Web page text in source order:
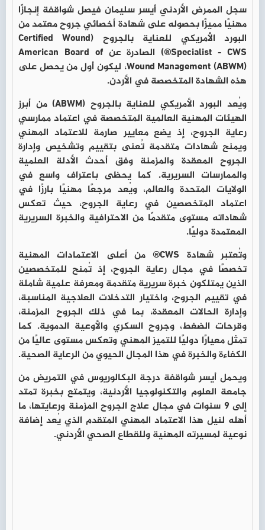
سجل الممرض الأردني أيسر سليمان فيصل شواقفة إنجازًا
مهنيًا مميزًا بحصوله على شهادة أخصائي جروح معتمد من
البورد الأمريكي للعناية بالجروح (Certified Wound
Specialist - CWS®) الصادرة عن American Board of
Wound Management (ABWM)، ليكون أول من يحصل على
هذه الشهادة المتخصصة في الأردن.
ويُعد البورد الأمريكي للعناية بالجروح (ABWM) من أبرز
الهيئات المهنية العالمية المتخصصة في اعتماد ممارسي
رعاية الجروح، إذ يضع معايير صارمة للاعتماد المهني
ويمنح شهادات متقدمة تُعنى بتقييم وتشخيص وإدارة
الجروح المعقدة والمزمنة وفق أحدث الأدلة العلمية
والممارسات السريرية. كما يحظى باعتراف واسع في
الولايات المتحدة والعالم، ويُعد مرجعًا مهنيًا بارزًا في
اعتماد المتخصصين في رعاية الجروح، حيث تعكس
شهاداته مستوى متقدمًا من الاحترافية والخبرة السريرية
المعتمدة دوليًا.
وتُعتبر شهادة CWS® من أعلى الاعتمادات المهنية
تخصصًا في مجال رعاية الجروح، إذ تُمنح للمتخصصين
الذين يمتلكون خبرة سريرية متقدمة ومعرفة علمية شاملة
في تقييم الجروح، واختيار التدخلات العلاجية المناسبة،
وإدارة الحالات المعقدة، بما في ذلك الجروح المزمنة،
وقرحات الضغط، وجروح السكري والأوعية الدموية. كما
تمثل معيارًا دوليًا للتميز المهني وتعكس مستوى عاليًا من
الكفاءة والخبرة في هذا المجال الحيوي من الرعاية الصحية.
ويحمل أيسر شواقفة درجة البكالوريوس في التمريض من
جامعة العلوم والتكنولوجيا الأردنية، ويتمتع بخبرة تمتد
إلى 9 سنوات في مجال علاج الجروح المزمنة ورعايتها، ما
أهله لنيل هذا الاعتماد المهني المتقدم الذي يُعد إضافة
نوعية لمسيرته المهنية وللقطاع الصحي الأردني.